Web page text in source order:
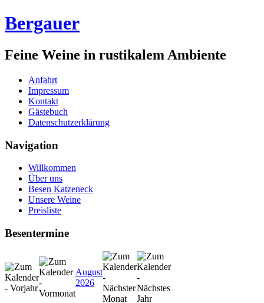
Bergauer
Feine Weine in rustikalem Ambiente
Anfahrt
Impressum
Kontakt
Gästebuch
Datenschutzerklärung
Navigation
Willkommen
Über uns
Besen Katzeneck
Unsere Weine
Preisliste
Besentermine
August
2026